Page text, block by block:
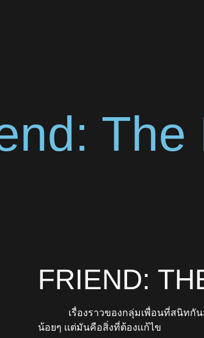
FRIEND:
เรื่องราวของกลุ่มเพื่อนที่สนิทกั
น้อยๆ เเต่มันคือสิ่งที่ต้องเเก้ไข